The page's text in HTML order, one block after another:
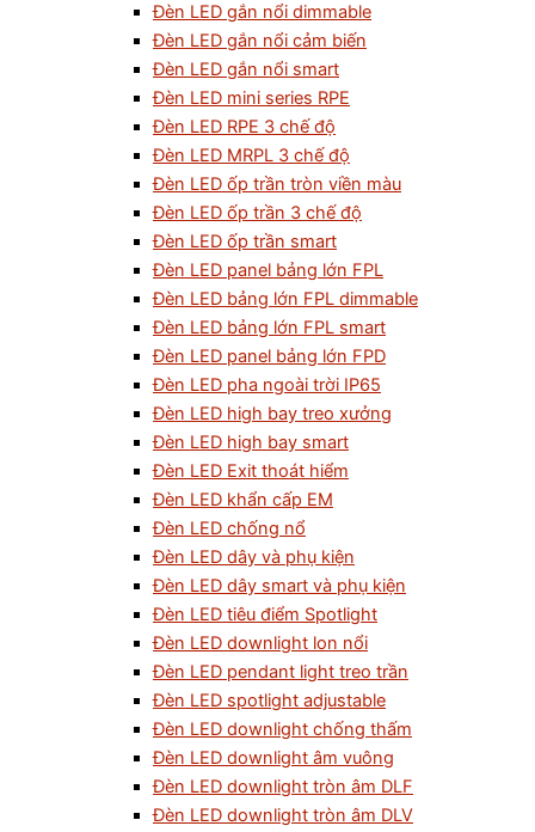
Đèn LED gắn nổi dimmable
Đèn LED gắn nổi cảm biến
Đèn LED gắn nổi smart
Đèn LED mini series RPE
Đèn LED RPE 3 chế độ
Đèn LED MRPL 3 chế độ
Đèn LED ốp trần tròn viền màu
Đèn LED ốp trần 3 chế độ
Đèn LED ốp trần smart
Đèn LED panel bảng lớn FPL
Đèn LED bảng lớn FPL dimmable
Đèn LED bảng lớn FPL smart
Đèn LED panel bảng lớn FPD
Đèn LED pha ngoài trời IP65
Đèn LED high bay treo xưởng
Đèn LED high bay smart
Đèn LED Exit thoát hiểm
Đèn LED khẩn cấp EM
Đèn LED chống nổ
Đèn LED dây và phụ kiện
Đèn LED dây smart và phụ kiện
Đèn LED tiêu điểm Spotlight
Đèn LED downlight lon nổi
Đèn LED pendant light treo trần
Đèn LED spotlight adjustable
Đèn LED downlight chống thấm
Đèn LED downlight âm vuông
Đèn LED downlight tròn âm DLF
Đèn LED downlight tròn âm DLV